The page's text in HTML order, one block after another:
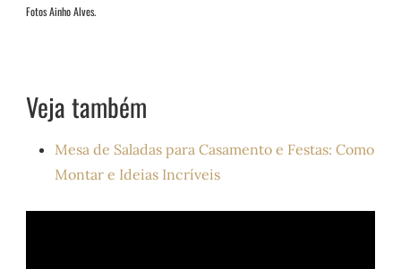
Fotos Ainho Alves.
Veja também
Mesa de Saladas para Casamento e Festas: Como
Montar e Ideias Incríveis